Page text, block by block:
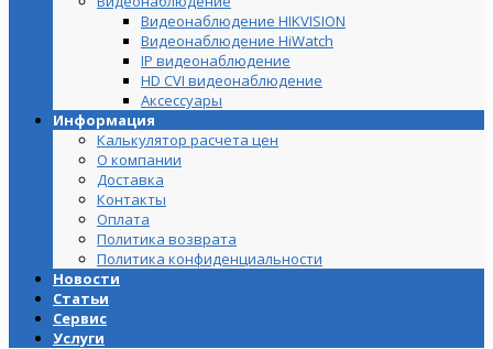
Видеонаблюдение HIKVISION
Видеонаблюдение HiWatch
IP видеонаблюдение
HD CVI видеонаблюдение
Аксессуары
Информация
Калькулятор расчета цен
О компании
Доставка
Контакты
Оплата
Политика возврата
Политика конфиденциальности
Новости
Статьи
Сервис
Услуги